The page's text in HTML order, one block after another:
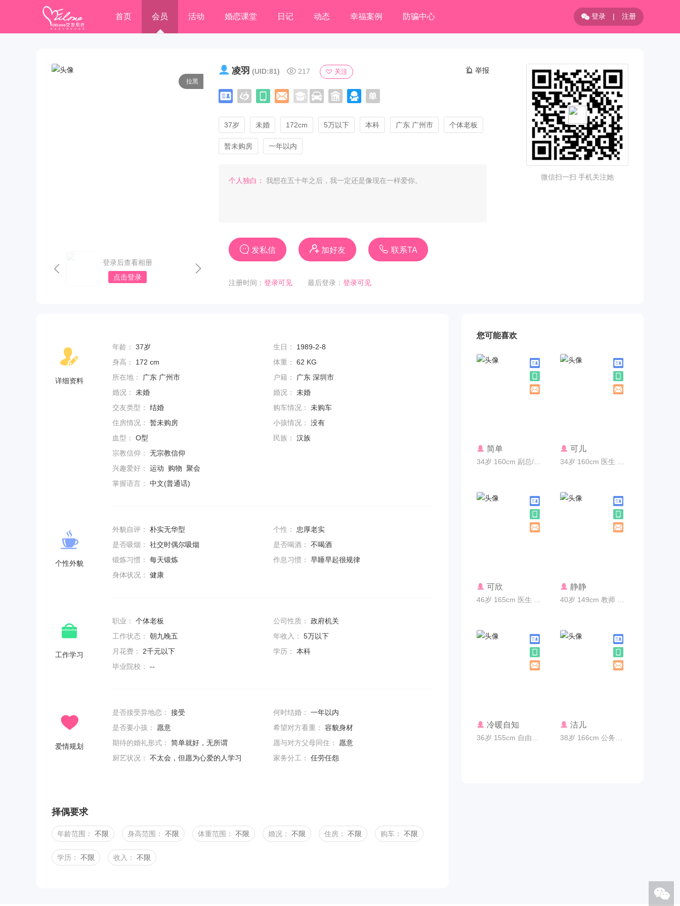
首页 会员 活动 婚恋课堂 日记 动态 幸福案例 防骗中心 登录 | 注册
拉黑
登录后查看相册
点击登录
凌羽 (UID:81) 217 关注 举报
37岁 未婚 172cm 5万以下 本科 广东 广州市 个体老板
暂未购房 一年以内
个人独白： 我想在五十年之后，我一定还是像现在一样爱你。
发私信 加好友 联系TA
注册时间： 登录可见 最后登录： 登录可见
微信扫一扫 手机关注她
详细资料
年龄： 37岁 生日：
1989-2-8
身高：
172 cm 体重：
62 KG
所在地：
广东 广州市 户籍：
广东 深圳市
婚况：
未婚 婚况：
未婚
交友类型：
结婚 购车情况：
未购车
住房情况：
暂未购房 小孩情况：
没有
血型：
O型 民族：
汉族
宗教信仰：
无宗教信仰
兴趣爱好：
运动 购物 聚会
掌握语言：
中文(普通话)
个性外貌
外貌自评： 朴实无华型 个性：
忠厚老实
是否吸烟：
社交时偶尔吸烟 是否喝酒：
不喝酒
锻炼习惯：
每天锻炼 作息习惯：
早睡早起很规律
身体状况：
健康
工作学习
职业： 个体老板 公司性质：
政府机关
工作状态：
朝九晚五 年收入：
5万以下
月花费：
2千元以下 学历：
本科
毕业院校：
--
爱情规划
是否接受异地恋： 接受 何时结婚：
一年以内
是否要小孩：
愿意 希望对方看重：
容貌身材
期待的婚礼形式：
简单就好，无所谓 愿与对方父母同住：
愿意
厨艺状况：
不太会，但愿为心爱的人学习 家务分工： 任劳任怨
择偶要求
年龄范围： 不限 身高范围： 不限 体重范围： 不限 婚况： 不限 住房： 不限 购车： 不限
学历： 不限 收入： 不限
您可能喜欢
联系TA
简单 联系TA
可儿
联系TA
可欣 联系TA
静静
联系TA
冷暖自知 联系TA
洁儿